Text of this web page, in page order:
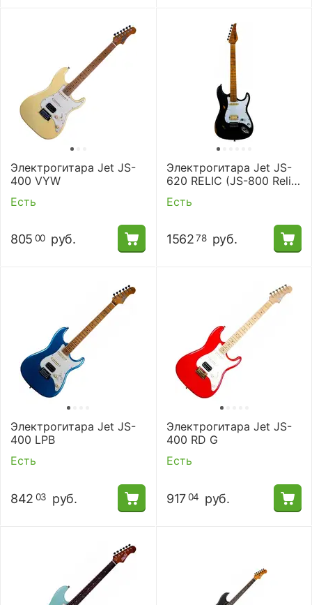
Электрогитара Jet JS-
400 VYW
Есть
805 00 руб.
Электрогитара Jet JS-
620 RELIC (JS-800 Relic
Есть
1562 78 руб.
Электрогитара Jet JS-
400 LPB
Есть
842 03 руб.
Электрогитара Jet JS-
400 RD G
Есть
917 04 руб.